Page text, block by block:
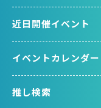
近日開催イベント
イベントカレンダー
推し検索